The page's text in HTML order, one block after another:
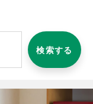
検索する